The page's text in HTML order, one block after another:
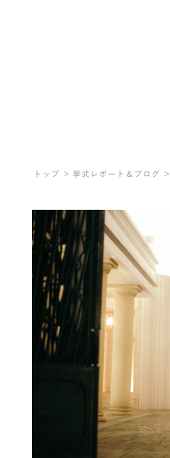
トップ ＞ 挙式レポート＆ブログ ＞